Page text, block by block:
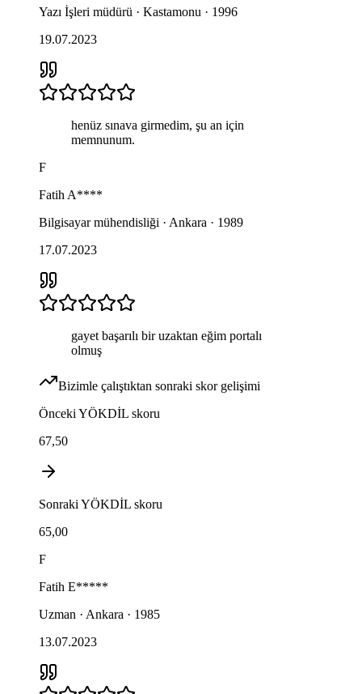
Yazı İşleri müdürü · Kastamonu · 1996
19.07.2023
henüz sınava girmedim, şu an için
memnunum.
F
Fatih A****
Bilgisayar mühendisliği · Ankara · 1989
17.07.2023
gayet başarılı bir uzaktan eğim portalı
olmuş
Bizimle çalıştıktan sonraki skor gelişimi
Önceki YÖKDİL skoru
67,50
Sonraki YÖKDİL skoru
65,00
F
Fatih E*****
Uzman · Ankara · 1985
13.07.2023